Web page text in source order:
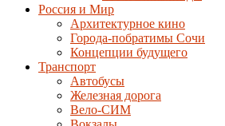
Россия и Мир
Архитектурное кино
Города-побратимы Сочи
Концепции будущего
Транспорт
Автобусы
Железная дорога
Вело-СИМ